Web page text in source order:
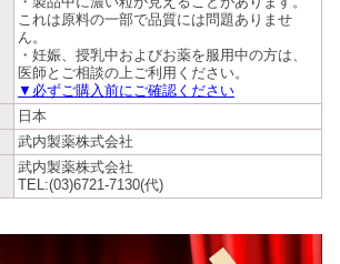
これは原料の一部で品質には問題ありませ
ん。
・妊娠、授乳中およびお薬を服用中の方は、
医師とご相談の上ご利用ください。
▼必ずご購入前にご確認ください
日本
武内製薬株式会社
武内製薬株式会社
TEL:(03)6721-7130(代)